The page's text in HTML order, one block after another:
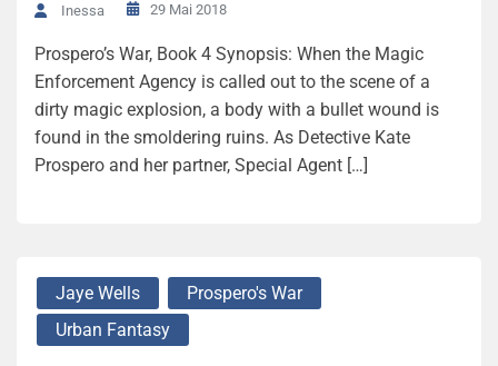
Inessa 29 Mai 2018
Prospero’s War, Book 4 Synopsis: When the Magic
Enforcement Agency is called out to the scene of a
dirty magic explosion, a body with a bullet wound is
found in the smoldering ruins. As Detective Kate
Prospero and her partner, Special Agent […]
Jaye Wells
Prospero's War
Urban Fantasy